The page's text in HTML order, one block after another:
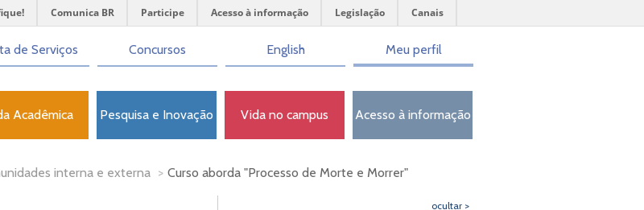
Comunica BR Participe Acesso à informação Legislação Canais
de Serviços Concursos English Meu perfil
Acadêmica Pesquisa e Inovação Vida no campus Acesso à informação
interna e externa > Curso aborda "Processo de Morte e Morrer"
ocultar >